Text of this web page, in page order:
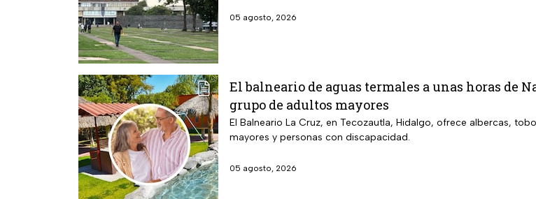
05 agosto, 2026
El balneario de aguas termales a unas horas de
grupo de adultos mayores
El Balneario La Cruz, en Tecozautla, Hidalgo, ofrece albercas,
mayores y personas con discapacidad.
05 agosto, 2026